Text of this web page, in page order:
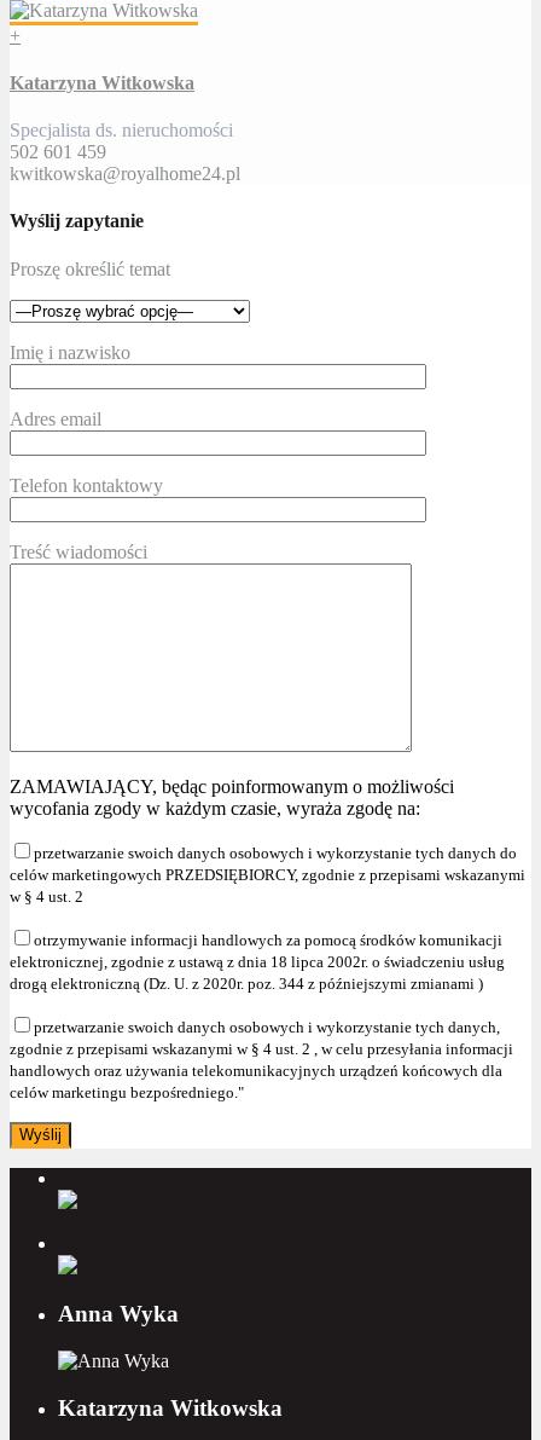
+
Katarzyna Witkowska
Specjalista ds. nieruchomości
502 601 459
kwitkowska@royalhome24.pl
Wyślij zapytanie
Proszę określić temat
Imię i nazwisko
Adres email
Telefon kontaktowy
Treść wiadomości
ZAMAWIAJĄCY, będąc poinformowanym o możliwości
wycofania zgody w każdym czasie, wyraża zgodę na:
przetwarzanie swoich danych osobowych i wykorzystanie tych danych do
celów marketingowych PRZEDSIĘBIORCY, zgodnie z przepisami wskazanymi
w § 4 ust. 2
otrzymywanie informacji handlowych za pomocą środków komunikacji
elektronicznej, zgodnie z ustawą z dnia 18 lipca 2002r. o świadczeniu usług
drogą elektroniczną (Dz. U. z 2020r. poz. 344 z późniejszymi zmianami )
przetwarzanie swoich danych osobowych i wykorzystanie tych danych,
zgodnie z przepisami wskazanymi w § 4 ust. 2 , w celu przesyłania informacji
handlowych oraz używania telekomunikacyjnych urządzeń końcowych dla
celów marketingu bezpośredniego."
Anna Wyka
Katarzyna Witkowska